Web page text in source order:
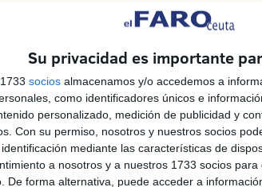
Su privacidad es importante
socios almacenamos y/o accedemos a
como identificadores únicos e
personalizado, medición de publicidad y
Con su permiso, nosotros y nuestros socios
mediante las características de
a nosotros y a nuestros 1733 socios
De forma alternativa, puede acceder a
al derrotar por 2-0 al Figueroa CD en
que otro filial,el del Real Betis Balompié
al CD Los Califas Balompié.